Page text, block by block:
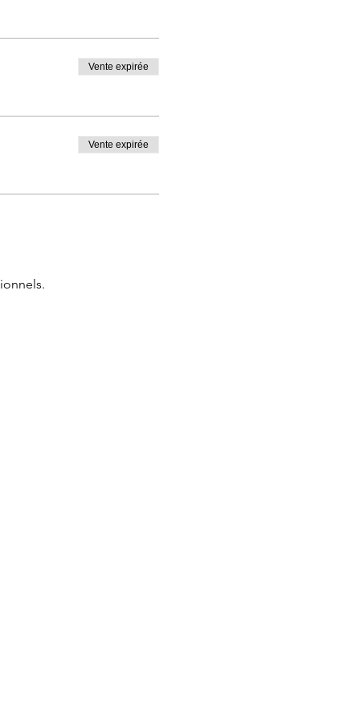
Vente expirée
Vente expirée